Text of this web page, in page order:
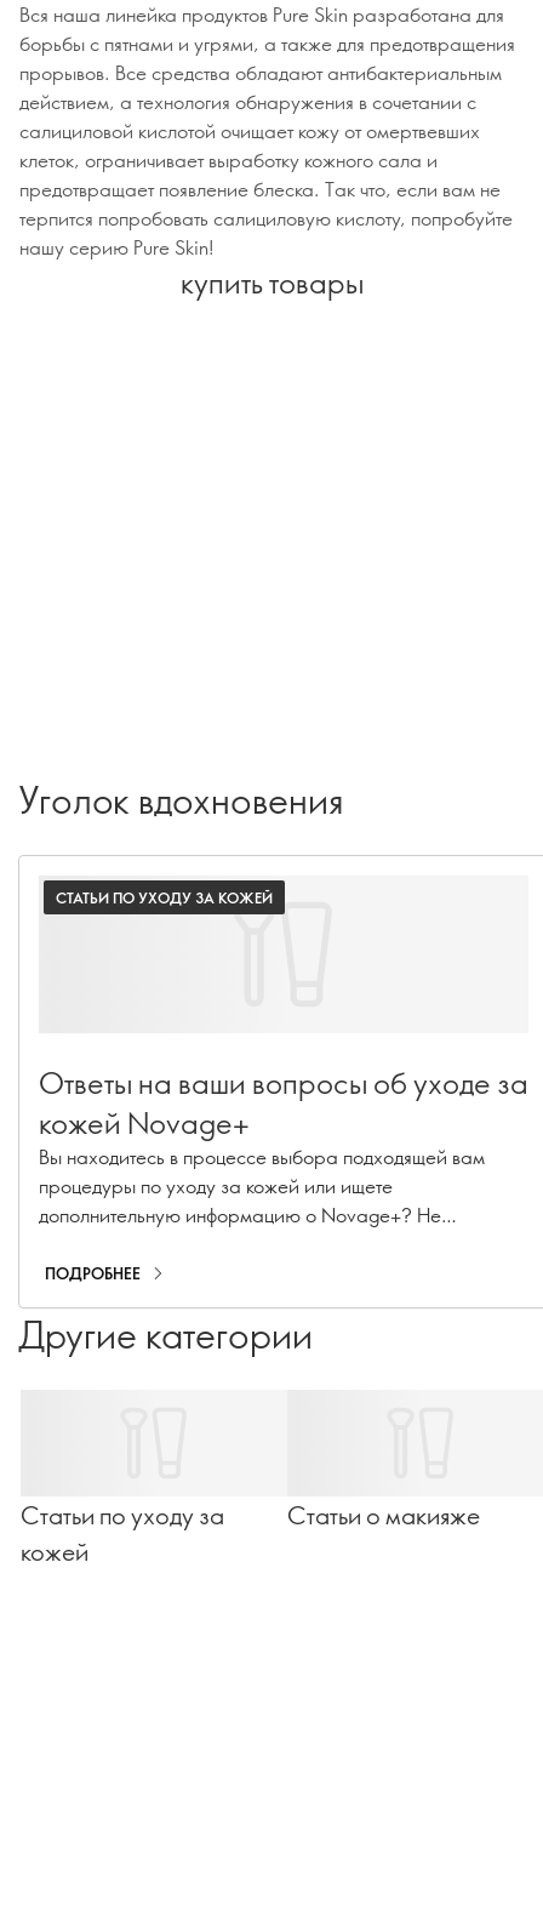
Вся наша линейка продуктов Pure Skin разработана для
борьбы с пятнами и угрями, а также для предотвращения
прорывов. Все средства обладают антибактериальным
действием, а технология обнаружения в сочетании с
салициловой кислотой очищает кожу от омертвевших
клеток, ограничивает выработку кожного сала и
предотвращает появление блеска. Так что, если вам не
терпится попробовать салициловую кислоту, попробуйте
нашу серию Pure Skin!
купить товары
Уголок вдохновения
СТАТЬИ ПО УХОДУ ЗА КОЖЕЙ
Ответы на ваши вопросы об уходе за
кожей Novage+
Вы находитесь в процессе выбора подходящей вам
процедуры по уходу за кожей или ищете
дополнительную информацию о Novage+? Не
менеджер по внедрению маршрутов красоты и эксперт
по уходу за кожей премиум-класса Каролина
Шарпантье ответила на ваши самые актуальные
вопросы о Novage+!
ПОДРОБНЕЕ
Другие категории
Статьи по уходу за
кожей
Статьи о макияже